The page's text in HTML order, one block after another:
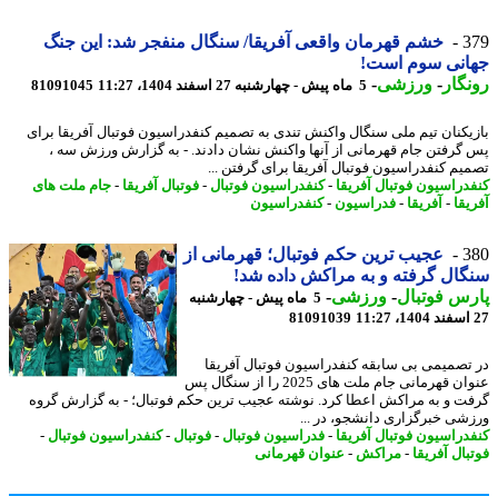
خشم قهرمان واقعی آفریقا/ سنگال منفجر شد: این جنگ
سوم است!
-ورزشی-5 ماه پیش - چهارشنبه 27 اسفند 1404، 11:27 81091045
تیم ملی سنگال واکنش تندی به تصمیم کنفدراسیون فوتبال آفریقا برای
جام قهرمانی از آنها واکنش نشان دادند. - به گزارش ورزش سه ،
کنفدراسیون فوتبال آفریقا برای گرفتن ...
فوتبال آفریقا- کنفدراسیون فوتبال-فوتبال آفریقا- جام ملت های
- آفریقا- فدراسیون-کنفدراسیون
عجیب ترین حکم فوتبال؛ قهرمانی از
گرفته و به مراکش داده شد!
فوتبال-ورزشی-
5 ماه پیش - چهارشنبه
81091039
بی سابقه کنفدراسیون فوتبال آفریقا
عنوان قهرمانی جام ملت های 2025 را از سنگال پس
و به مراکش اعطا کرد. نوشته عجیب ترین حکم فوتبال؛ - به گزارش گروه
خبرگزاری دانشجو، در ...
فوتبال آفریقا- فدراسیون فوتبال-فوتبال-کنفدراسیون فوتبال-
آفریقا- مراکش -عنوان قهرمانی